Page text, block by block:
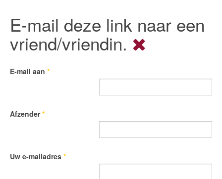
E-mail deze link naar een
vriend/vriendin.
E-mail aan *
Afzender*
Uw e-mailadres *